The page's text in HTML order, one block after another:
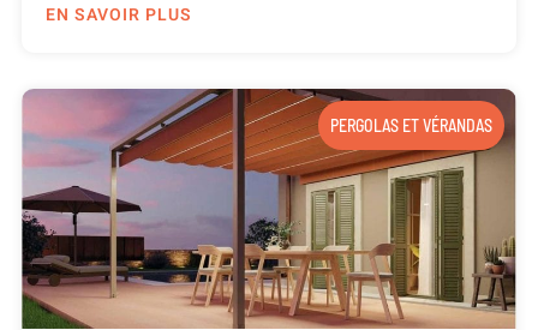
EN SAVOIR PLUS
PERGOLAS ET VÉRANDAS